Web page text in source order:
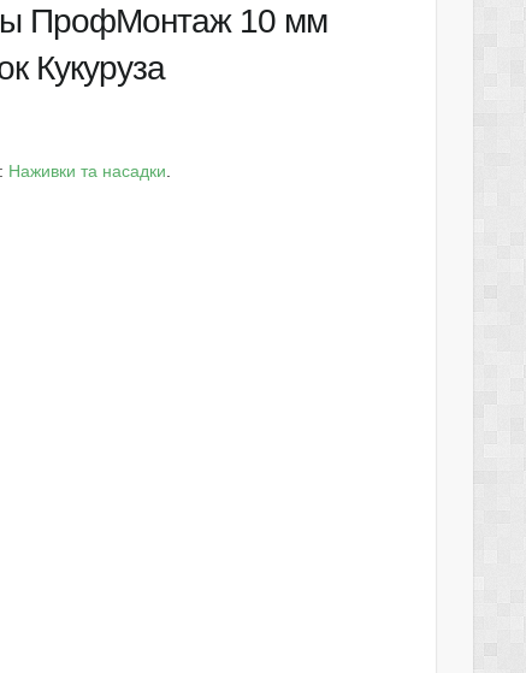
ПрофМонтаж 10 мм
Кукуруза
Наживки та насадки